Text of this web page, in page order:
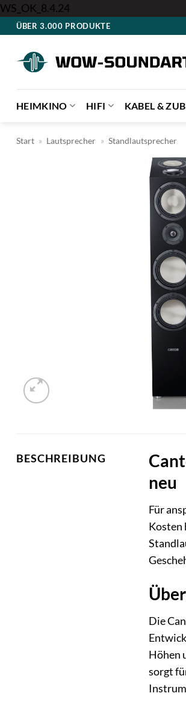
WS_OK_8.4.24Zum
Inhalt
ÜBER 3.000 PRODUKTE
HEIMKINO HIFI KABEL &
Start » Lautsprecher » Standlautsprecher
BESCHREIBUNG
neu
Für
Kosten
Die
Höhen
sorgt